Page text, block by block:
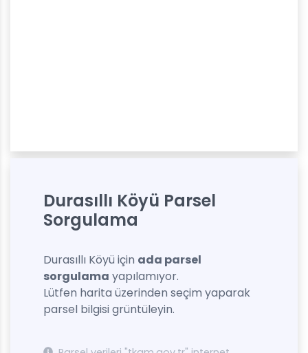
Durasıllı Köyü Parsel
Sorgulama
Durasıllı Köyü için ada parsel
sorgulama yapılamıyor.
Lütfen harita üzerinden seçim yaparak
parsel bilgisi grüntüleyin.